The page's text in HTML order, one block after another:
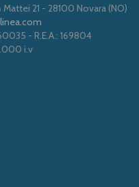
21 - 28100 Novara (NO)
- R.E.A.: 169804
i.v